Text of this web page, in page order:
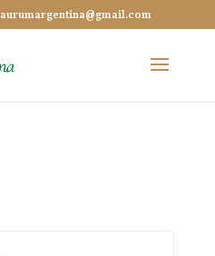
aurumargentina@gmail.com